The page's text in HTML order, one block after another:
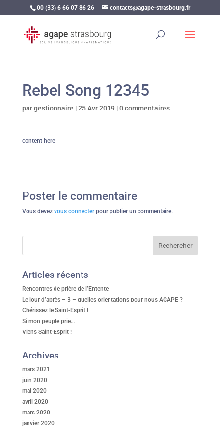
00 (33) 6 66 07 86 26 contacts@agape-strasbourg.fr
Rebel Song 12345
pargestionnaire |25 Avr 2019 |0 commentaires
content here
Poster le commentaire
Vous devez vous connecterpour publier un commentaire.
Articles récents
Rencontres de prière de l’Entente
Le jour d’après – 3 – quelles orientations pour nous AGAPE ?
Chérissez le Saint-Esprit !
Si mon peuple prie…
Viens Saint-Esprit !
Archives
mars 2021
juin 2020
mai 2020
avril 2020
mars 2020
janvier 2020